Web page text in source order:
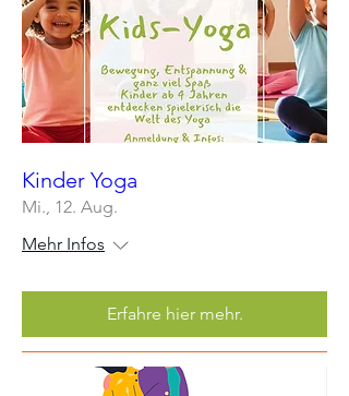
Kinder Yoga
Mi., 12. Aug.
Mehr Infos
Erfahre hier mehr.